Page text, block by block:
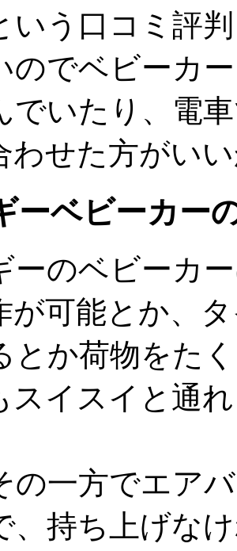
いう口コミ評
のでベビーカ
でいたり、電
わせた方がい
ーベビーカー
ーのベビーカ
が可能とか、
とか荷物をた
スイスイと通
の一方でエア
、持ち上げな